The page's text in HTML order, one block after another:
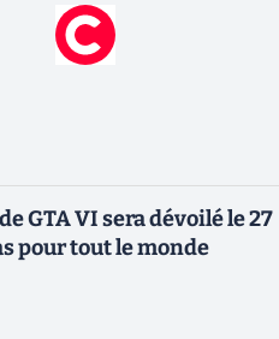
GTA VI sera dévoilé le 27
pour tout le monde